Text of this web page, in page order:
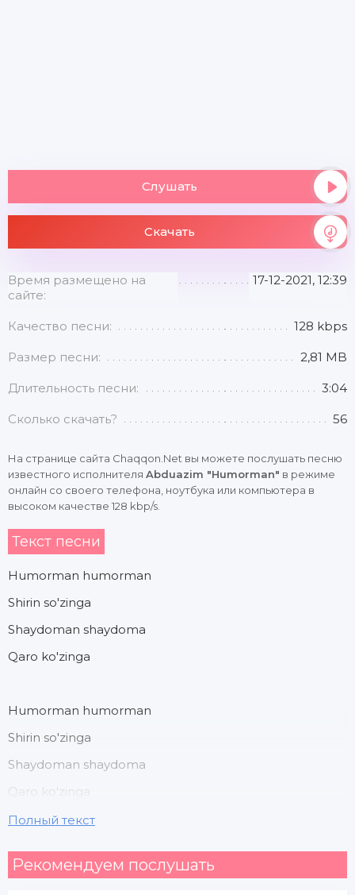
Слушать
Скачать
Время размещено на
сайте:
17-12-2021, 12:39
Качество песни: 128 kbps
Размер песни: 2,81 MB
Длительность песни: 3:04
Сколько скачать? 56
На странице сайта Chaqqon.Net вы можете послушать песню
известного исполнителя Abduazim "Humorman" в режиме
онлайн со своего телефона, ноутбука или компьютера в
высоком качестве 128 kbp/s.
Текст песни
Humorman humorman
Shirin so'zinga
Shaydoman shaydoma
Qaro ko'zinga
Humorman humorman
Shirin so'zinga
Shaydoman shaydoma
Qaro ko'zinga
Mastona qilding
Полный текст
Рекомендуем послушать